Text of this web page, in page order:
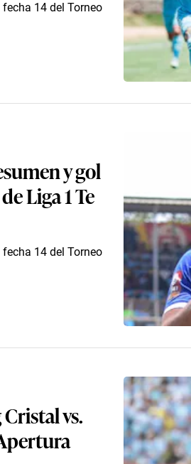
14 del Torneo
y gol
Liga 1 Te
14 del Torneo
vs.